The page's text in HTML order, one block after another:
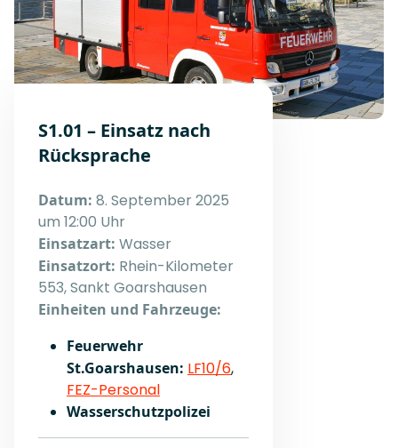
S1.01 – Einsatz nach
Rücksprache
Datum: 8. September 2025
um 12:00 Uhr
Einsatzart: Wasser
Einsatzort: Rhein-Kilometer
553, Sankt Goarshausen
Einheiten und Fahrzeuge:
Feuerwehr
St.Goarshausen: LF10/6,
FEZ-Personal
Wasserschutzpolizei